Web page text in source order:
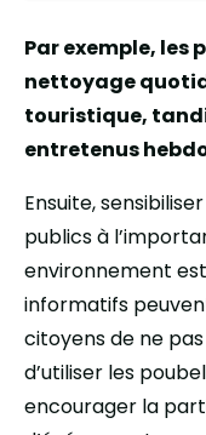
Par exemple, les
nettoyage
touristique,
entretenus
Ensuite,
publics à
environnement
informatifs
citoyens de ne
d’utiliser les
encourager la